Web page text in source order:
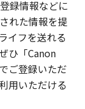
録情報などに
れた情報を提
イフを送れる
ひ「Canon
ご登録いただ
用いただける